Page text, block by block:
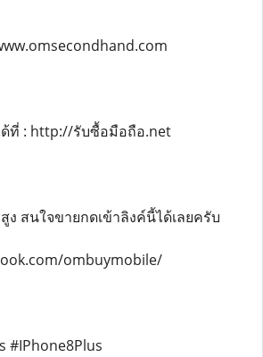
ที่ : http://รับซื้อมือถือ.net
สนใจขายกดเข้าลิงค์นี้ได้เลยครับ
ombuymobile/
#IPhone8Plus